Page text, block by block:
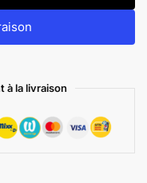
à la livraison